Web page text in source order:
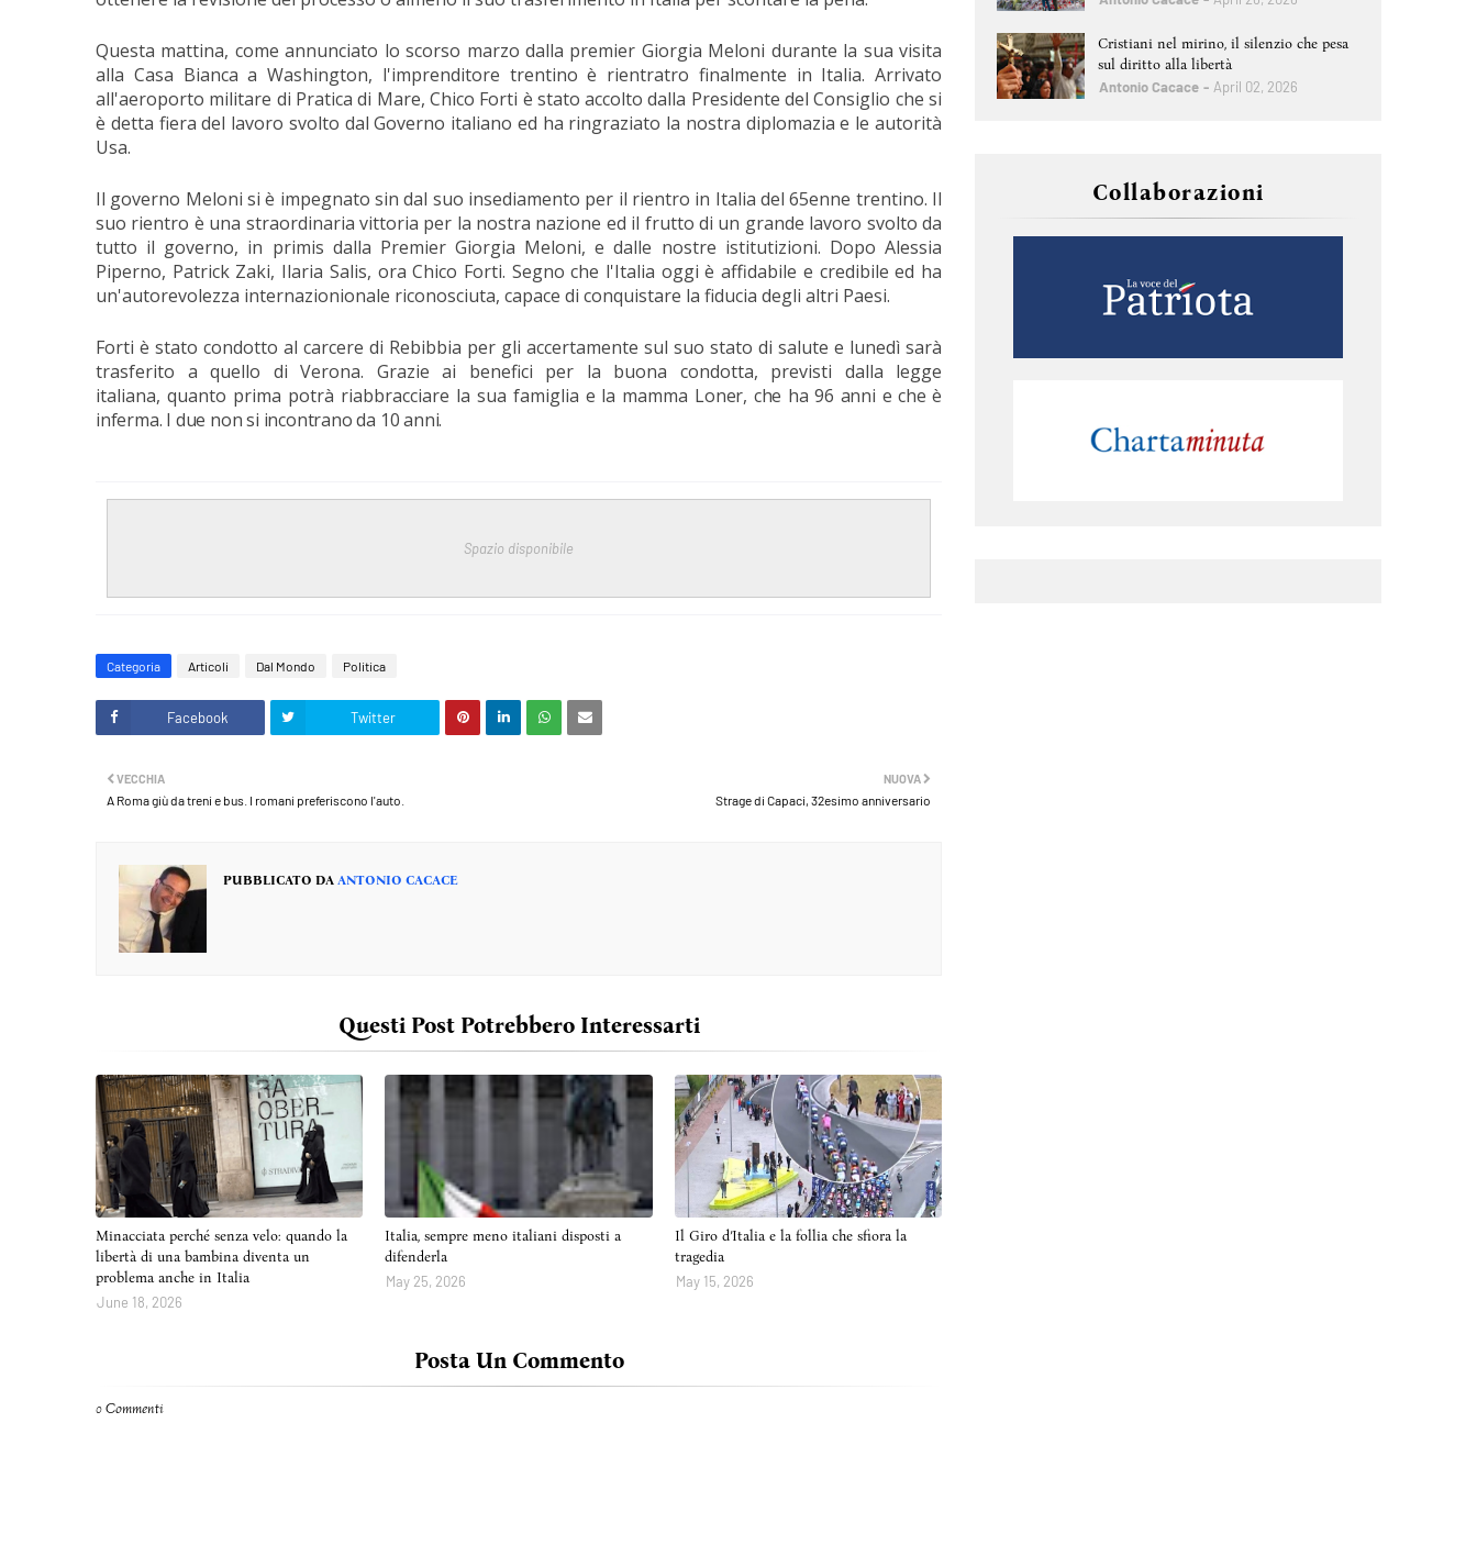
Questa mattina, come annunciato lo scorso marzo dalla premier Giorgia Meloni durante la sua visita
alla Casa Bianca a Washington, l'imprenditore trentino è rientratro finalmente in Italia. Arrivato
all'aeroporto militare di Pratica di Mare, Chico Forti è stato accolto dalla Presidente del Consiglio che si
è detta fiera del lavoro svolto dal Governo italiano ed ha ringraziato la nostra diplomazia e le autorità
Usa.
Il governo Meloni si è impegnato sin dal suo insediamento per il rientro in Italia del 65enne trentino. Il
suo rientro è una straordinaria vittoria per la nostra nazione ed il frutto di un grande lavoro svolto da
tutto il governo, in primis dalla Premier Giorgia Meloni, e dalle nostre istitutizioni. Dopo Alessia
Piperno, Patrick Zaki, Ilaria Salis, ora Chico Forti. Segno che l'Italia oggi è affidabile e credibile ed ha
un'autorevolezza internazionionale riconosciuta, capace di conquistare la fiducia degli altri Paesi.
Forti è stato condotto al carcere di Rebibbia per gli accertamente sul suo stato di salute e lunedì sarà
trasferito a quello di Verona. Grazie ai
benefici per la buona condotta, previsti dalla legge
italiana, quanto prima potrà riabbracciare la sua famiglia e la mamma Loner, che ha 96 anni e che è
inferma. I due non si incontrano da 10 anni.
Spazio disponibile
Categoria Articoli Dal Mondo Politica
Facebook Twitter
NUOVA
Strage di Capaci, 32esimo anniversario
VECCHIA
A Roma giù da treni e bus. I romani preferiscono l'auto.
PUBBLICATO DA ANTONIO CACACE
Questi Post Potrebbero Interessarti
Minacciata perché senza velo: quando la
libertà di una bambina diventa un
problema anche in Italia
June 18, 2026
Italia, sempre meno italiani disposti a
difenderla
May 25, 2026
Il Giro d’Italia e la follia che sfiora la
tragedia
May 15, 2026
Posta Un Commento
0 Commenti
Cristiani nel mirino, il silenzio che pesa
sul diritto alla libertà
Antonio Cacace April 02, 2026
Collaborazioni